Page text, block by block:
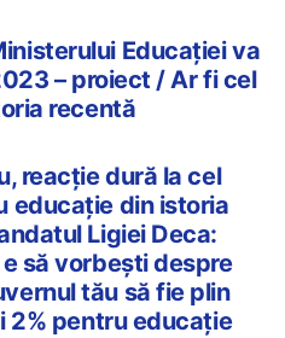
Educației va
– proiect / Ar fi cel
recentă
reacție dură la cel
educație din istoria
Ligiei Deca:
să vorbești despre
tău să fie plin
2% pentru educație